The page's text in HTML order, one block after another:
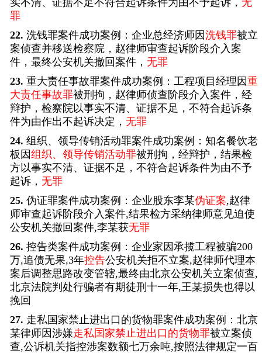
罪
22. 洗钱罪案件成功案例：企业总经济师因洗钱罪被立
案侦查并移送检察院，赵律师审查起诉阶段介入案
件，最终公安机关撤回案件， 无罪
23. 重大责任事故罪案件成功案例：工程项目经理因重
大责任事故罪被刑拘，赵律师侦查阶段介入案件，经
辩护，检察院以事实不清、证据不足，不符合起诉条
件为由作出不起诉决定， 无罪
24. 组织、领导传销活动罪案件成功案例：知名餐饮老
板因组织、领导传销活动罪被刑拘，经辩护，结果检
方以事实不清、证据不足，不符合起诉条件为由不予
起诉， 无罪
25. 伪证罪案件成功案例：企业股东李某伪证案,赵律
师审查起诉阶段介入案件,结果检方采纳律师意见迫使
公安机关撤回案件,李某获无罪
26. 控告类案件成功案例：企业家因承揽工程被骗200
万,追债无果,3年控告公安机关拒不立案,赵律师代理本
案后调整思路改变管辖,最终由北京公安机关立案侦查,
北京法院判处行骗者有期徒刑十一年,王某损失也得以
挽回
27. 走私国家禁止进出口的货物罪案件成功案例：北京
某律师因涉嫌走私国家禁止进出口的货物罪被立案侦
查,公诉机关指控涉案数额七万余吨,按照法律规定一百